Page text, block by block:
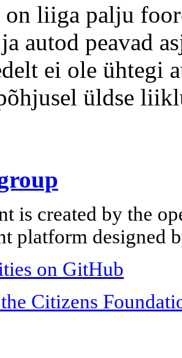
on liiga palju
autod peavad
ei ole ühtegi
üldse
is created by the
platform designed
on GitHub
Citizens